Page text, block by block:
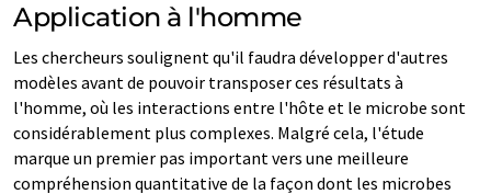
Application à l'homme
Les chercheurs soulignent qu'il faudra développer d'autres
modèles avant de pouvoir transposer ces résultats à
l'homme, où les interactions entre l'hôte et le microbe sont
considérablement plus complexes. Malgré cela, l'étude
marque un premier pas important vers une meilleure
compréhension quantitative de la façon dont les microbes